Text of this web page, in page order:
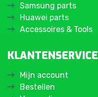
Samsung parts
Huawei parts
Accessoires & Tools
KLANTENSERVICE
Mijn account
Bestellen